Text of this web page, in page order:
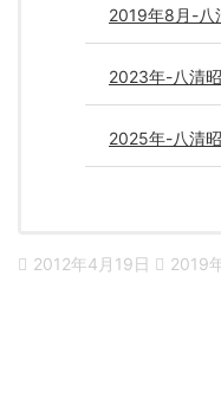
2019年8月-八
2023年-八清
2025年-八清
2012年4月19日 2019